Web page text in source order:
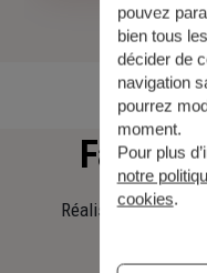
Faites
Réalisez une
pouvez
bien tous
décider de
navigation
pourrez
moment.
Pour plus
notre
cookies.